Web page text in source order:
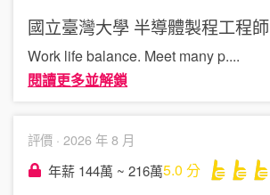
國立臺灣大學 半導體製程工程師
Work life balance. Meet many p....
閱讀更多並解鎖
評價 · 2026 年 8 月
年薪 144萬 ~ 216萬5.0 分